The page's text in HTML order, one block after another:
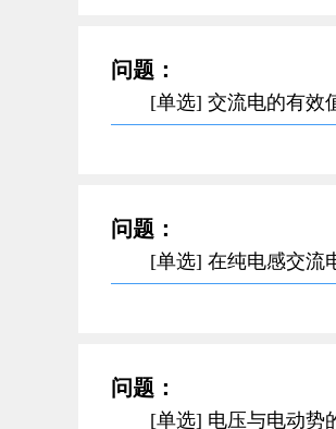
问题：
[单选] 交流电的有效
问题：
[单选] 在纯电感交流
问题：
[单选] 电压与电动势